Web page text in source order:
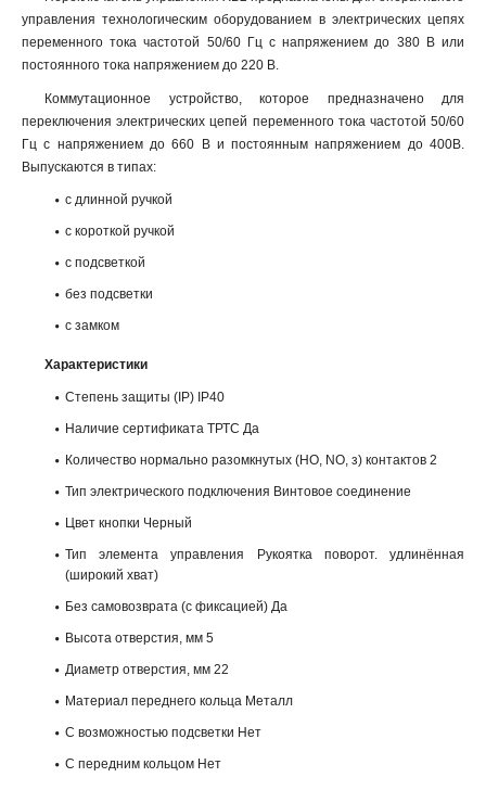
управления технологическим оборудованием в электрических цепях
переменного тока частотой 50/60 Гц с напряжением до 380 В или
постоянного тока напряжением до 220 В.
Коммутационное устройство, которое предназначено для
переключения электрических цепей переменного тока частотой 50/60
Гц с напряжением до 660 В и постоянным напряжением до 400В.
Выпускаются в типах:
с длинной ручкой
с короткой ручкой
с подсветкой
без подсветки
с замком
Характеристики
Степень защиты (IP) IP40
Наличие сертификата ТРТС Да
Количество нормально разомкнутых (НО, NO, з) контактов 2
Тип электрического подключения Винтовое соединение
Цвет кнопки Черный
Тип элемента управления Рукоятка поворот. удлинённая
(широкий хват)
Без самовозврата (с фиксацией) Да
Высота отверстия, мм 5
Диаметр отверстия, мм 22
Материал переднего кольца Металл
С возможностью подсветки Нет
С передним кольцом Нет